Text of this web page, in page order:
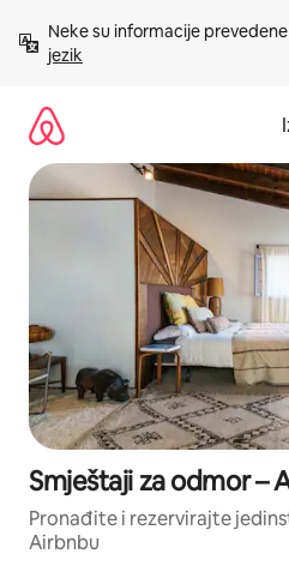
sadržaj
Neke su informacije
jezik
Smještaji za odmor –
Pronađite i rezervirajte
Airbnbu